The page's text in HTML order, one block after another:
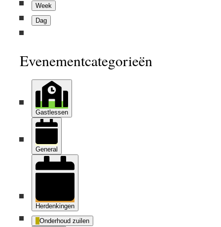
Week
Dag
Evenementcategorieën
Gastlessen
General
Herdenkingen
Onderhoud zuilen